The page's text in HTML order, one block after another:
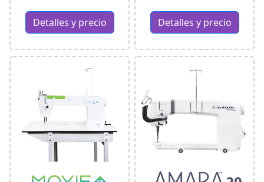
Detalles y precio Detalles y precio